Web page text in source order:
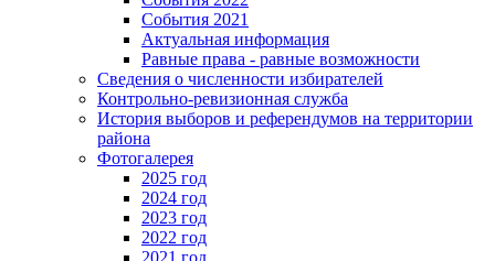
События 2021
Актуальная информация
Равные права - равные возможности
Сведения о численности избирателей
Контрольно-ревизионная служба
История выборов и референдумов на территории
района
Фотогалерея
2025 год
2024 год
2023 год
2022 год
2021 год